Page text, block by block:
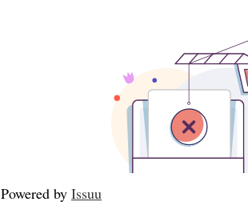
Powered by Issuu